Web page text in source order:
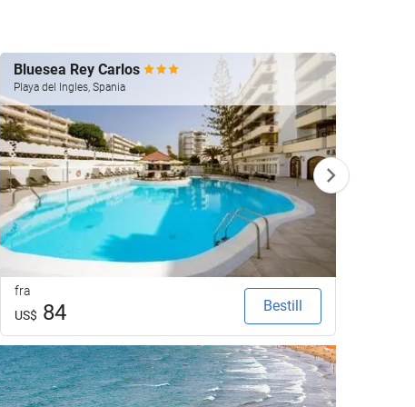
Bluesea Rey Carlos
Playa del Ingles, Spania
fra
US$ 84 Bestill